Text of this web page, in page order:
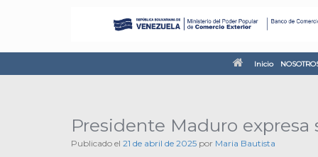
Inicio
Presidente Maduro expresa
Publicado el 21 de abril de 2025 por Maria Bautista